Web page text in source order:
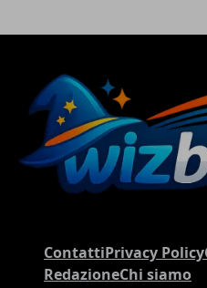
ContattiPrivacy Policy
RedazioneChi siamo